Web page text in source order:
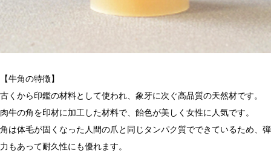
【牛角の特徴】
古くから印鑑の材料として使われ、象牙に次ぐ高品質の天然材です。
肉牛の角を印材に加工した材料で、飴色が美しく女性に人気です。
角は体毛が固くなった人間の爪と同じタンパク質でできているため、弾
力もあって耐久性にも優れます。